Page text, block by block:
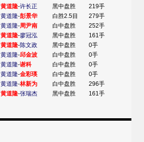
黄道隆-许长正 黑中盘胜
219手
黄道隆-彭景华 白胜2.5目
279手
黄道隆-周尹南 白中盘胜
252手
黄道隆-廖冠泓 黑中盘胜
161手
黄道隆-陈文政 黑中盘胜
0手
黄道隆-邱金波 白中盘胜
0手
黄道隆-谢科 白中盘胜
0手
黄道隆-金彩瑛 白中盘胜
0手
黄道隆-林新为 白中盘胜
296手
黄道隆-张瑞杰 黑中盘胜 161手